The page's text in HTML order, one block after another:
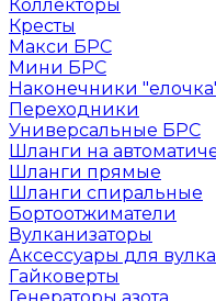
Коллекторы
Кресты
Макси БРС
Мини БРС
Наконечники
Переходники
Универсальные БРС
Шланги на
Шланги прямые
Шланги спиральные
Бортоотжиматели
Вулканизаторы
Аксессуары для
Гайковерты